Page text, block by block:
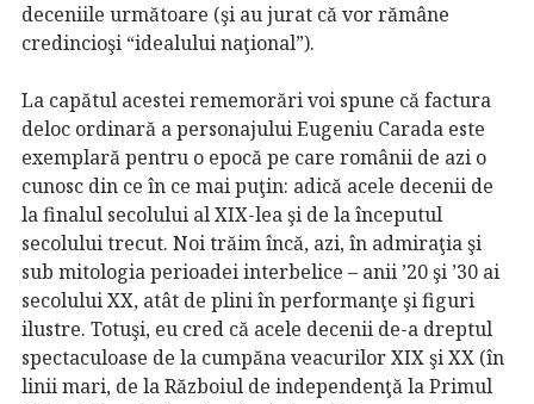
deceniile următoare (şi au jurat că vor rămâne
credincioşi “idealului naţional”).
La capătul acestei rememorări voi spune că factura
deloc ordinară a personajului Eugeniu Carada este
exemplară pentru o epocă pe care românii de azi o
cunosc din ce în ce mai puţin: adică acele decenii de
la finalul secolului al XIX-lea şi de la începutul
secolului trecut. Noi trăim încă, azi, în admiraţia şi
sub mitologia perioadei interbelice – anii ’20 şi ’30 ai
secolului XX, atât de plini în performanţe şi figuri
ilustre. Totuşi, eu cred că acele decenii de-a dreptul
spectaculoase de la cumpăna veacurilor XIX şi XX (în
linii mari, de la Războiul de independenţă la Primul